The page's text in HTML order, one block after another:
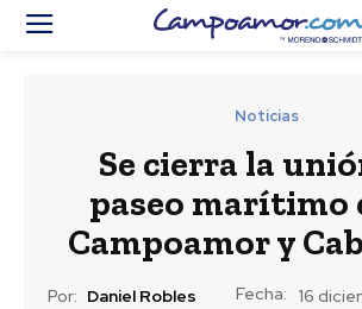
Noticias
Se cierra la
paseo marítimo
Campoamor y
Por: Daniel Robles Fecha: 16